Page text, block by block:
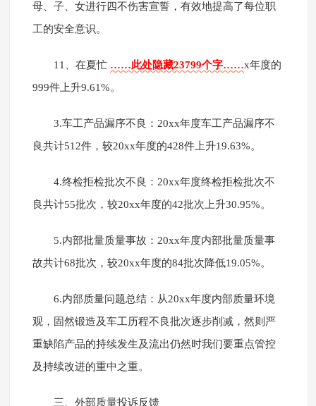
母、子、女进行四不伤害宣誓，有效地提高了每位职
工的安全意识。
11、在夏忙 ……此处隐藏23799个字……x年度的
999件上升9.61%。
3.车工产品漏序不良：20xx年度车工产品漏序不
良共计512件，较20xx年度的428件上升19.63%。
4.终检拒检批次不良：20xx年度终检拒检批次不
良共计55批次，较20xx年度的42批次上升30.95%。
5.内部批量质量事故：20xx年度内部批量质量事
故共计68批次，较20xx年度的84批次降低19.05%。
6.内部质量问题总结：从20xx年度内部质量环境
观，固然锻造及车工历程不良批次逐步削减，然则严
重缺陷产品的持续发生及流出仍然时我们要重点管控
及持续改进的重中之重。
三、外部质量投诉反馈